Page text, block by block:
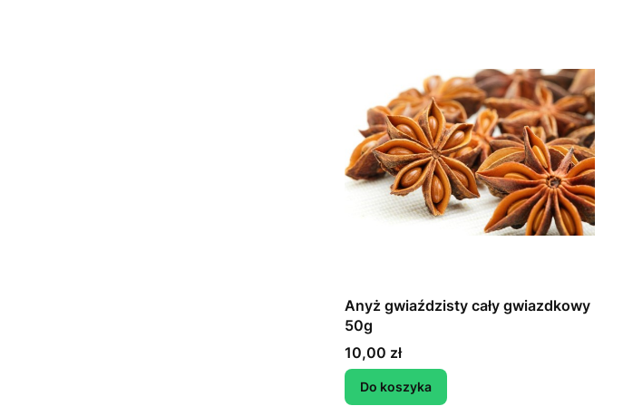
Anyż gwiaździsty cały gwiazdkowy
50g
Cena
10,00 zł
Do koszyka